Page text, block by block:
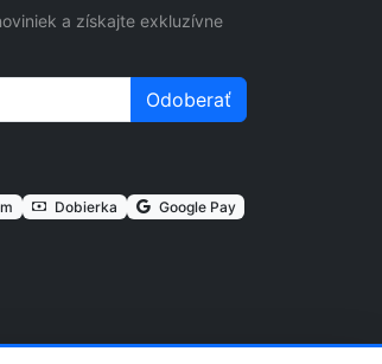
a získajte exkluzívne
Odoberať
Dobierka
Google Pay